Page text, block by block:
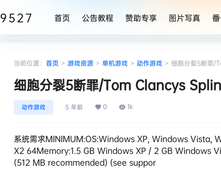
9527 首页 公告教程 赞助专享 图片写真
当前位置： 首页 > 游戏资源 > 单机游戏 > 动作游戏 > 细胞分裂5断罪/
细胞分裂5断罪/Tom Clancys
动作游戏 5 年前 0 1k
系统需求MINIMUM:OS:Windows XP, Windows
X2 64Memory:1.5 GB Windows XP / 2 GB Windows
(512 MB recommended) (see suppor